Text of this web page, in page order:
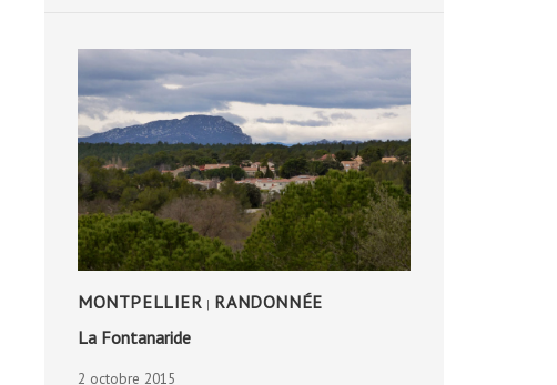
MONTPELLIER | RANDONNÉE
La Fontanaride
2 octobre 2015